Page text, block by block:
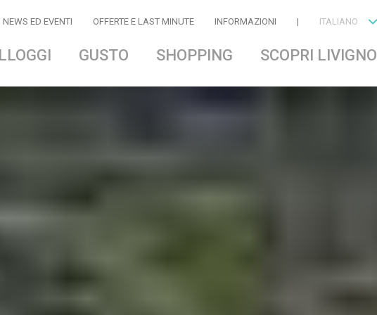
NEWS ED EVENTI OFFERTE E LAST MINUTE INFORMAZIONI | ITALIANO
GUSTO SHOPPING SCOPRI LIVIGNO